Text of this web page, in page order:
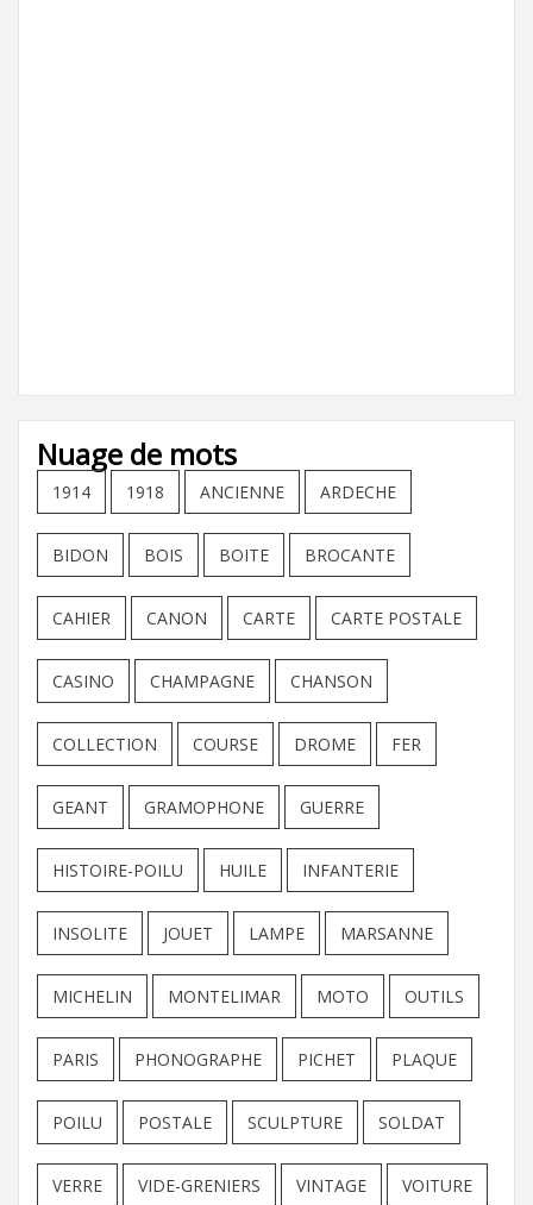
Nuage de mots
1914 1918 ANCIENNE ARDECHE
BIDON BOIS BOITE BROCANTE
CAHIER CANON CARTE CARTE POSTALE
CASINO CHAMPAGNE CHANSON
COLLECTION COURSE DROME FER
GEANT GRAMOPHONE GUERRE
HISTOIRE-POILU HUILE INFANTERIE
INSOLITE JOUET LAMPE MARSANNE
MICHELIN MONTELIMAR MOTO OUTILS
PARIS PHONOGRAPHE PICHET PLAQUE
POILU POSTALE SCULPTURE SOLDAT
VERRE VIDE-GRENIERS VINTAGE VOITURE